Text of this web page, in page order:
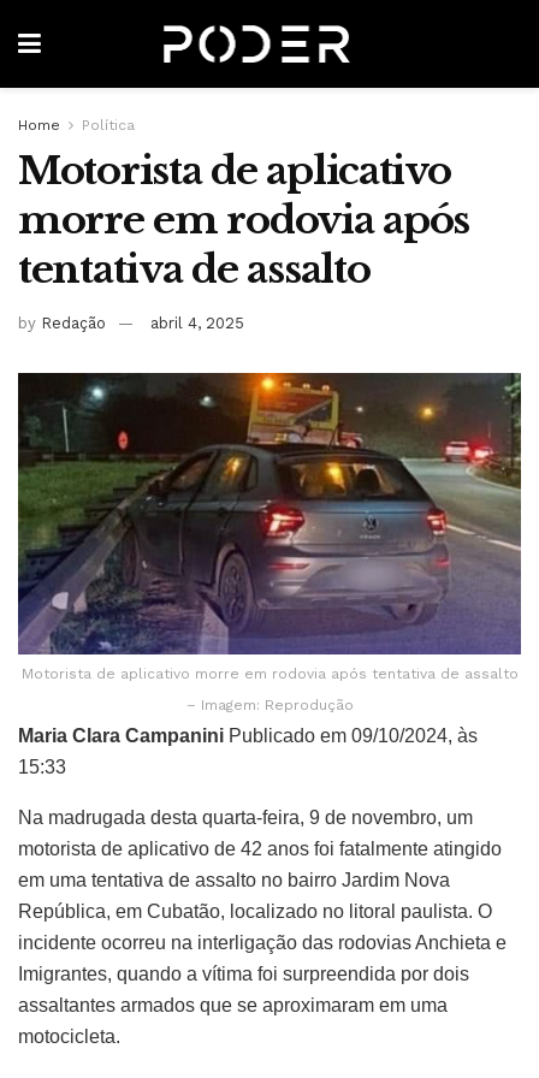
Home Política
Motorista de aplicativo
morre em rodovia após
tentativa de assalto
by Redação abril 4, 2025
Motorista de aplicativo morre em rodovia após tentativa de assalto
– Imagem: Reprodução
Maria Clara Campanini Publicado em 09/10/2024, às
15:33
Na madrugada desta quarta-feira, 9 de novembro, um
motorista de aplicativo de 42 anos foi fatalmente atingido
em uma tentativa de assalto no bairro Jardim Nova
República, em Cubatão, localizado no litoral paulista. O
incidente ocorreu na interligação das rodovias Anchieta e
Imigrantes, quando a vítima foi surpreendida por dois
assaltantes armados que se aproximaram em uma
motocicleta.